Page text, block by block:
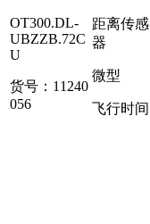
OT300.DL-
UBZZB.72C
U
货号：11240
056
距离传感
器
微型
飞行时间